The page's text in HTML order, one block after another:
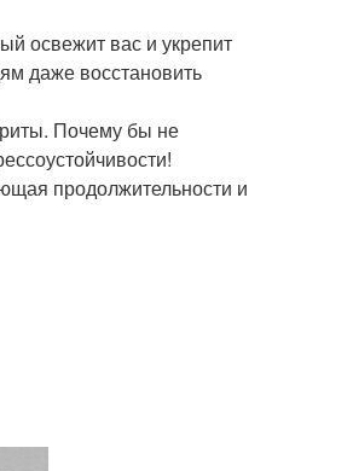
освежит вас и укрепит
даже восстановить
Почему бы не
продолжительности и